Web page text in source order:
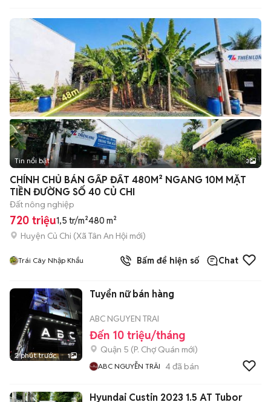
Tin nổi bật 3
CHÍNH CHỦ BÁN GẤP ĐẤT 480M² NGANG 10M MẶT
TIỀN ĐƯỜNG SỐ 40 CỦ CHI
Đất nông nghiệp
720 triệu1,5 tr/m²480 m²
Huyện Củ Chi (Xã Tân An Hội mới)
Trái Cây Nhập Khẩu Bấm để hiện số Chat
2 phút trước 1
Tuyển nữ bán hàng
ABC NGUYEN TRAI
Đến 10 triệu/tháng
Quận 5 (P. Chợ Quán mới)
ABC NGUYỄN TRÃI 4đã bán
Hyundai Custin 2023 1.5 AT Tubor